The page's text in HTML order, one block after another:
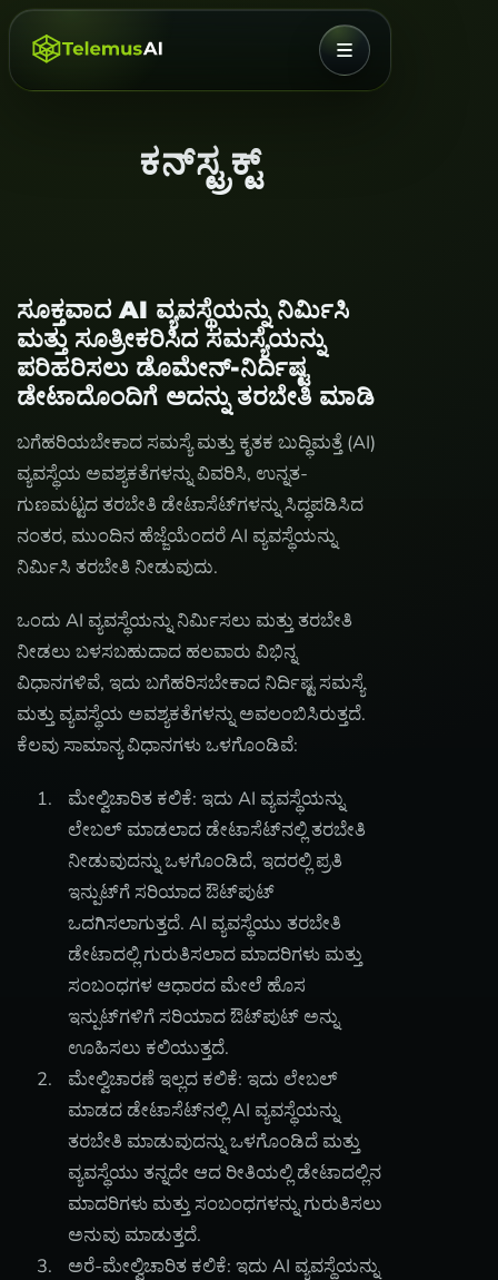
ಮೆನು
ಕನ್‌ಸ್ಟ್ರಕ್ಟ್
ಸೂಕ್ತವಾದ AI ವ್ಯವಸ್ಥೆಯನ್ನು ನಿರ್ಮಿಸಿ
ಮತ್ತು ಸೂತ್ರೀಕರಿಸಿದ ಸಮಸ್ಯೆಯನ್ನು
ಪರಿಹರಿಸಲು ಡೊಮೇನ್-ನಿರ್ದಿಷ್ಟ
ಡೇಟಾದೊಂದಿಗೆ ಅದನ್ನು ತರಬೇತಿ ಮಾಡಿ
ಬಗೆಹರಿಯಬೇಕಾದ ಸಮಸ್ಯೆ ಮತ್ತು ಕೃತಕ ಬುದ್ಧಿಮತ್ತೆ (AI)
ವ್ಯವಸ್ಥೆಯ ಅವಶ್ಯಕತೆಗಳನ್ನು ವಿವರಿಸಿ, ಉನ್ನತ-
ಗುಣಮಟ್ಟದ ತರಬೇತಿ ಡೇಟಾಸೆಟ್‌ಗಳನ್ನು ಸಿದ್ಧಪಡಿಸಿದ
ನಂತರ, ಮುಂದಿನ ಹೆಜ್ಜೆಯೆಂದರೆ AI ವ್ಯವಸ್ಥೆಯನ್ನು
ನಿರ್ಮಿಸಿ ತರಬೇತಿ ನೀಡುವುದು.
ಒಂದು AI ವ್ಯವಸ್ಥೆಯನ್ನು ನಿರ್ಮಿಸಲು ಮತ್ತು ತರಬೇತಿ
ನೀಡಲು ಬಳಸಬಹುದಾದ ಹಲವಾರು ವಿಭಿನ್ನ
ವಿಧಾನಗಳಿವೆ, ಇದು ಬಗೆಹರಿಸಬೇಕಾದ ನಿರ್ದಿಷ್ಟ ಸಮಸ್ಯೆ
ಮತ್ತು ವ್ಯವಸ್ಥೆಯ ಅವಶ್ಯಕತೆಗಳನ್ನು ಅವಲಂಬಿಸಿರುತ್ತದೆ.
ಕೆಲವು ಸಾಮಾನ್ಯ ವಿಧಾನಗಳು ಒಳಗೊಂಡಿವೆ:
ಮೇಲ್ವಿಚಾರಿತ ಕಲಿಕೆ: ಇದು AI ವ್ಯವಸ್ಥೆಯನ್ನು
ಲೇಬಲ್ ಮಾಡಲಾದ ಡೇಟಾಸೆಟ್‌ನಲ್ಲಿ ತರಬೇತಿ
ನೀಡುವುದನ್ನು ಒಳಗೊಂಡಿದೆ, ಇದರಲ್ಲಿ ಪ್ರತಿ
ಇನ್ಪುಟ್‌ಗೆ ಸರಿಯಾದ ಔಟ್‌ಪುಟ್
ಒದಗಿಸಲಾಗುತ್ತದೆ. AI ವ್ಯವಸ್ಥೆಯು ತರಬೇತಿ
ಡೇಟಾದಲ್ಲಿ ಗುರುತಿಸಲಾದ ಮಾದರಿಗಳು ಮತ್ತು
ಸಂಬಂಧಗಳ ಆಧಾರದ ಮೇಲೆ ಹೊಸ
ಇನ್ಪುಟ್‌ಗಳಿಗೆ ಸರಿಯಾದ ಔಟ್‌ಪುಟ್ ಅನ್ನು
ಊಹಿಸಲು ಕಲಿಯುತ್ತದೆ.
ಮೇಲ್ವಿಚಾರಣೆ ಇಲ್ಲದ ಕಲಿಕೆ: ಇದು ಲೇಬಲ್
ಮಾಡದ ಡೇಟಾಸೆಟ್‌ನಲ್ಲಿ AI ವ್ಯವಸ್ಥೆಯನ್ನು
ತರಬೇತಿ ಮಾಡುವುದನ್ನು ಒಳಗೊಂಡಿದೆ ಮತ್ತು
ವ್ಯವಸ್ಥೆಯು ತನ್ನದೇ ಆದ ರೀತಿಯಲ್ಲಿ ಡೇಟಾದಲ್ಲಿನ
ಮಾದರಿಗಳು ಮತ್ತು ಸಂಬಂಧಗಳನ್ನು ಗುರುತಿಸಲು
ಅನುವು ಮಾಡುತ್ತದೆ.
ಅರೆ-ಮೇಲ್ವಿಚಾರಿತ ಕಲಿಕೆ: ಇದು AI ವ್ಯವಸ್ಥೆಯನ್ನು